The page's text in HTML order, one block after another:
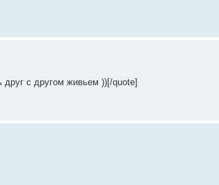
с другом живьем ))[/quote]